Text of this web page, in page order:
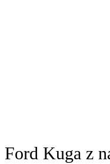
Ford Kuga z